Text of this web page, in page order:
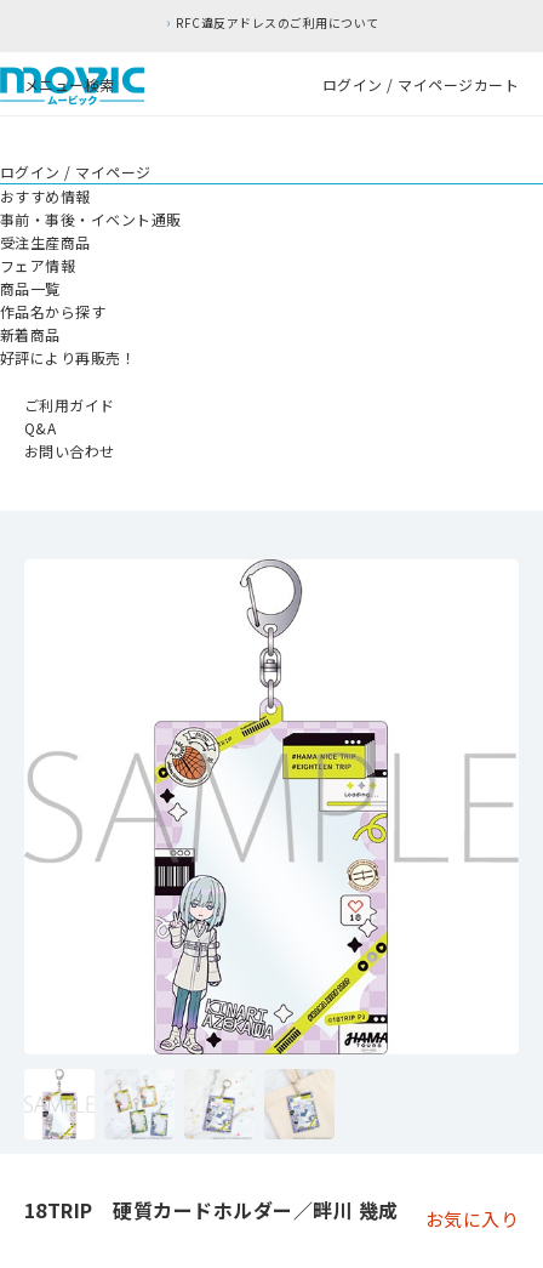
RFC違反アドレスのご利用について
メニュー検索 ログイン / マイページカート
ログイン / マイページ
おすすめ情報
事前・事後・イベント通販
受注生産商品
フェア情報
商品一覧
作品名から探す
新着商品
好評により再販売！
ご利用ガイド
Q&A
お問い合わせ
18TRIP 硬質カードホルダー／畔川 幾成 お気に入り